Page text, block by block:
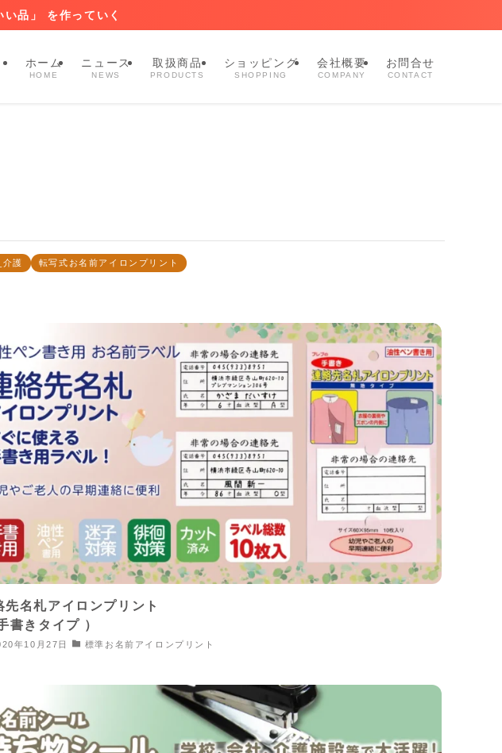
品」 を作っていく
ホーム
HOME
ニュース
NEWS
取扱商品
PRODUCTS
ショッピング
SHOPPING
会社概要
COMPANY
お問合せ
CONTACT
介護 転写式お名前アイロンプリント
先名札アイロンプリント
書きタイプ ）
年10月27日 標準お名前アイロンプリント